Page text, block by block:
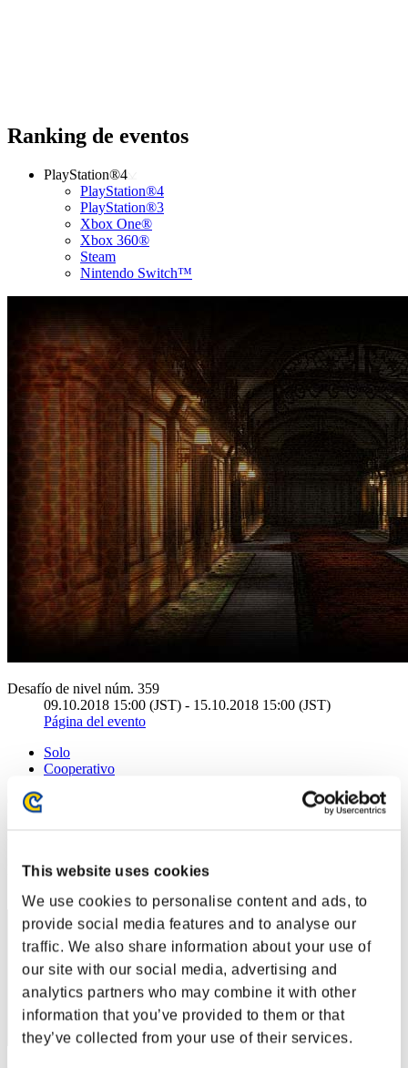
This website uses cookies
We use cookies to personalise content and ads, to
provide social media features and to analyse our
traffic. We also share information about your use of
our site with our social media, advertising and
analytics partners who may combine it with other
information that you’ve provided to them or that
they’ve collected from your use of their services.
Ranking de eventos
PlayStation®4
PlayStation®4
PlayStation®3
Xbox One®
Xbox 360®
Steam
Nintendo Switch™
Desafío de nivel núm. 359
09.10.2018 15:00 (JST) - 15.10.2018 15:00 (JST)
Página del evento
Solo
Cooperativo
(Los rankings se actualizan cada 6 horas.)
Rankings
Posición